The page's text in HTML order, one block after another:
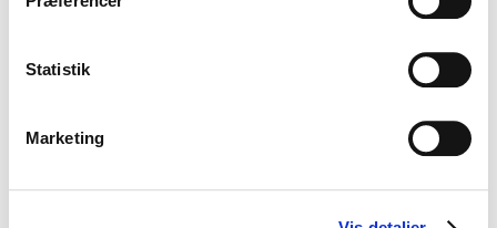
Statistik
Marketing